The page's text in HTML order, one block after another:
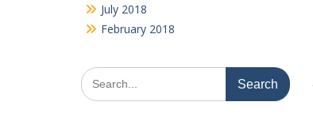
July 2018
February 2018
Search
for: